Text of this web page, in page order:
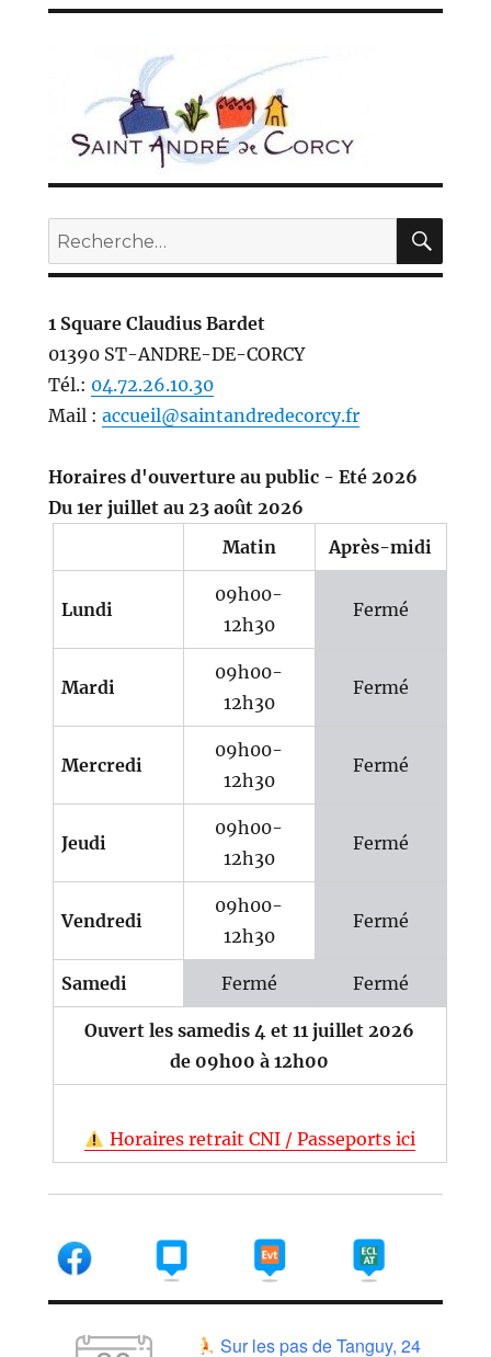
ÉDE
ANT
Recherche
pour :
1 Square Claudius Bardet
01390 ST-ANDRE-DE-CORCY
Tél.: 04.72.26.10.30
Mail : accueil@saintandredecorcy.fr
Horaires d'ouverture au public - Eté 2026
Du 1er juillet au 23 août 2026
Matin
Après-midi
Lundi
09h00-
12h30
Fermé
Mardi
09h00-
12h30
Fermé
Mercredi
09h00-
12h30
Fermé
Jeudi
09h00-
12h30
Fermé
Vendredi
09h00-
12h30
Fermé
Samedi Fermé Fermé
Ouvert les samedis 4 et 11 juillet 2026
de 09h00 à 12h00
Horaires retrait CNI / Passeports ici
Sur les pas de Tanguy, 24